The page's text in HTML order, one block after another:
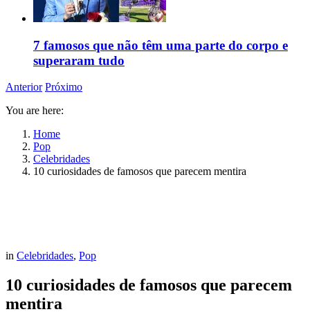
7 famosos que não têm uma parte do corpo e
superaram tudo
Anterior Próximo
You are here:
Home
Pop
Celebridades
10 curiosidades de famosos que parecem mentira
in Celebridades, Pop
10 curiosidades de famosos que parecem
mentira